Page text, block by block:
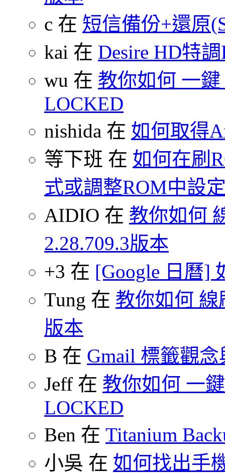
c 在 短信備份+還原
kai 在 Desire HD特
wu 在 教你如何 一
LOCKED
nishida 在 如何取得
等下班 在 如何在刷
式或調整ROM中設
AIDIO 在 教你如何
2.28.709.3版本
+3 在 [Google 日曆]
Tung 在 教你如何 線
版本
B 在 Gmail 標籤觀
Jeff 在 教你如何 一
LOCKED
Ben 在 Titanium
小吳 在 如何找出手